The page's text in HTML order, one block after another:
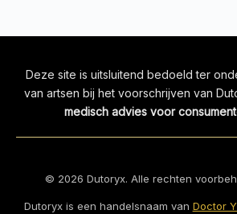
Deze site is uitsluitend bedoeld ter
van artsen bij het voorschrijven van
medisch advies voor
© 2026 Dutoryx. Alle rechten
Dutoryx is een handelsnaam van Doctor